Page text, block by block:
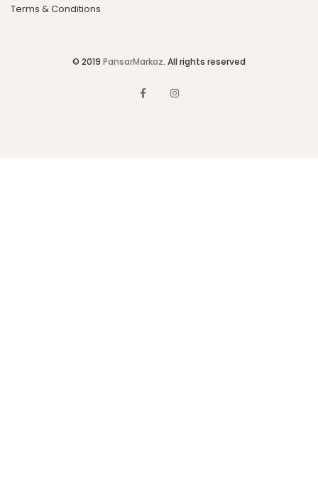
Terms & Conditions
© 2019 PansarMarkaz. All rights reserved